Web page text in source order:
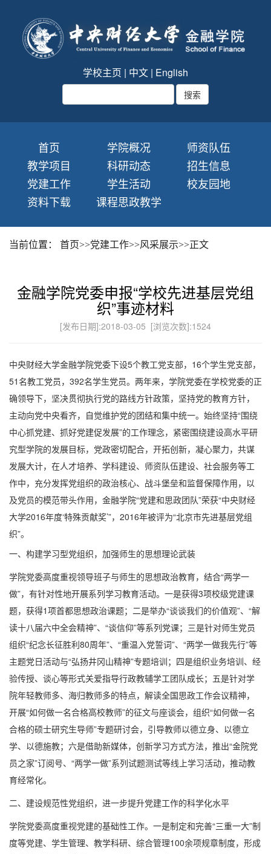
学校主页 | 中文 | English
首页 学院概况
师资队伍
教学项目
科研动态
招生信息
党建工作
学生活动
校友园地
资料下载
课程思政教学
当前位置： 首页>>党建工作>>风采展示>>正文
金融学院党委申报“学校先进基层党组
织”事迹材料
[发布日期]:2018-03-05 [浏览次数]:1524
中央财经大学金融学院党委下设5个教工党支部， 16个学生党支部，
51 名教工党员， 392名学生党员。两年来，学院党委在学校党委的正
确领导下，坚决贯彻执行党的路线方针政策，坚持党的教育方针，
主动向党中央看齐，自觉维护党的团结和集中统一。始终坚持“围绕
中心抓党建、抓好党建促发展”的工作理念，紧密围绕建设高水平研
究型学院的发展目标，党政密切配合，开拓创新，凝心聚力，共谋
发展大计，在人才培养、学科建设、师资队伍建设、社会服务等工
作中，充分发挥党组织的政治核心、战斗堡垒和监督保障作用，以
及党员的模范带头作用，金融学院“党建和思政团队”荣获“中央财经
大学2016年度‘特殊贡献奖’”， 2016年被评为“北京市先进基层党组
织”。
一、构建学习型党组织，加强师生的思想理论武装
学院党委高度重视领导班子与师生的思想政治教育，结合“两学一
做”，有针对性地开展系列学习教育活动。一是获得3项校级党建课
题，获得1项首都思想政治课题；二是举办“谈谈我们的价值观”、“解
读十八届六中全会精神”、“谈信仰”等系列党课；三是针对师生党员
组织“纪念长征胜利80周年”、“重温入党誓词”、“两学一做我先行”等
主题党日活动与“弘扬井冈山精神”专题培训；四是组织业务培训、经
验传授、谈心等形式关爱指导行政教辅学工团队成长；五是针对学
院年轻教师多、海归教师多的特点，解读全国思政工作会议精神，
开展“如何做一名合格高校教师”的征文与座谈会，组织“如何做一名
合格的硕士研究生导师”专题研讨会，引导教师以德立身、以德立
学、以德施教；六是借助新媒体，创新学习方式方法，推出“金院党
员之家”订阅号、“两学一做”系列试题测试等线上学习活动，推动教
育经常化。
二、建设规范性党组织，进一步提升党建工作的科学化水平
学院党委高度重视党建的基础性工作。一是制定和完善“三重一大”制
度等党建、学生管理、教学科研、综合管理100余项规章制度，形成